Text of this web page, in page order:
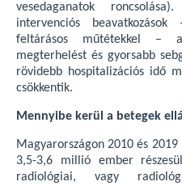
vesedaganatok
intervenciós
feltárásos műtétekkel –
megterhelést és gyorsabb
rövidebb hospitalizációs idő
csökkentik.
Mennyibe kerül a betegek
Magyarországon 2010 és
3,5-3,6 millió ember
radiológiai, vagy